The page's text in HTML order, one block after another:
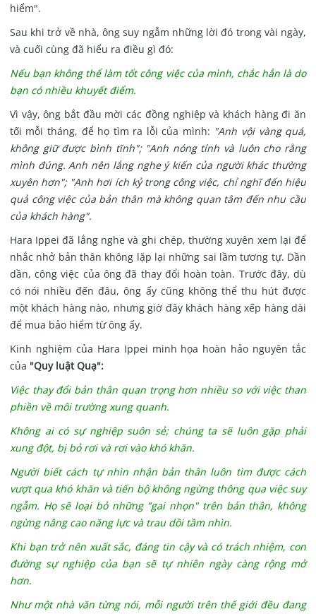
hiểm".
Sau khi trở về nhà, ông suy ngẫm những lời đó trong vài ngày,
và cuối cùng đã hiểu ra điều gì đó:
Nếu bạn không thể làm tốt công việc của mình, chắc hẳn là do
bạn có nhiều khuyết điểm.
Vì vậy, ông bắt đầu mời các đồng nghiệp và khách hàng đi ăn
tối mỗi tháng, để họ tìm ra lỗi của mình: "Anh vội vàng quá,
không giữ được bình tĩnh"; "Anh nóng tính và luôn cho rằng
mình đúng. Anh nên lắng nghe ý kiến ​​của người khác thường
xuyên hơn"; "Anh hơi ích kỷ trong công việc, chỉ nghĩ đến hiệu
quả công việc của bản thân mà không quan tâm đến nhu cầu
của khách hàng".
Hara Ippei đã lắng nghe và ghi chép, thường xuyên xem lại để
nhắc nhở bản thân không lặp lại những sai lầm tương tự. Dần
dần, công việc của ông đã thay đổi hoàn toàn. Trước đây, dù
có nói nhiều đến đâu, ông ấy cũng không thể thu hút được
một khách hàng nào, nhưng giờ đây khách hàng xếp hàng dài
để mua bảo hiểm từ ông ấy.
Kinh nghiệm của Hara Ippei minh họa hoàn hảo nguyên tắc
của "Quy luật Quạ":
Việc thay đổi bản thân quan trọng hơn nhiều so với việc than
phiền về môi trường xung quanh.
Không ai có sự nghiệp suôn sẻ; chúng ta sẽ luôn gặp phải
xung đột, bị bỏ rơi và rơi vào khó khăn.
Người biết cách tự nhìn nhận bản thân luôn tìm được cách
vượt qua khó khăn và tiến bộ không ngừng thông qua việc suy
ngẫm. Họ sẽ loại bỏ những "gai nhọn" trên bản thân, không
ngừng nâng cao năng lực và trau dồi tầm nhìn.
Khi bạn trở nên xuất sắc, đáng tin cậy và có trách nhiệm, con
đường sự nghiệp của bạn sẽ tự nhiên ngày càng rộng mở
hơn.
Như một nhà văn từng nói, mỗi người trên thế giới đều đang